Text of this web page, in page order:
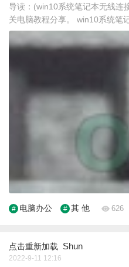
导读：(win10系统笔记本无线连
关电脑教程分享。 win10系统笔记
电脑办公 其 他 626
点击重新加载 Shun
2022-9-11 12:16